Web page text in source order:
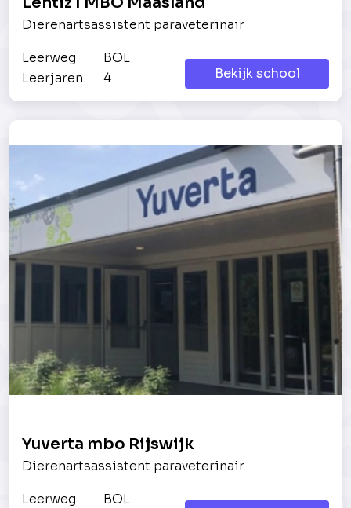
Dierenartsassistent paraveterinair
Leerweg
BOL
Leerjaren
4 Bekijk school
Yuverta mbo Rijswijk
Dierenartsassistent paraveterinair
Leerweg
BOL